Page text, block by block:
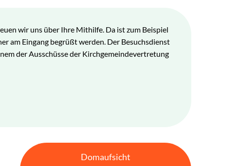
wir uns über Ihre Mithilfe. Da ist zum Beispiel
am Eingang begrüßt werden. Der Besuchsdienst
der Ausschüsse der Kirchgemeindevertretung
Domaufsicht